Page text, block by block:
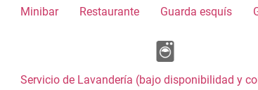
Minibar Restaurante Guarda esquís
Servicio de Lavandería (bajo disponibilidad y